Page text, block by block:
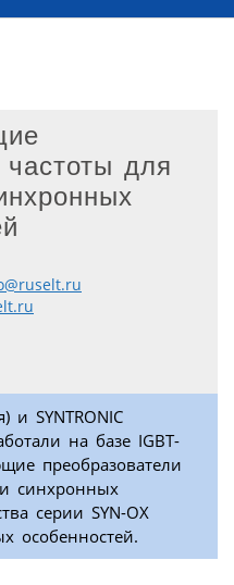
частоты для
и SYNTRONIC
на базе IGBT-
преобразователи
синхронных
серии SYN-OX
особенностей.